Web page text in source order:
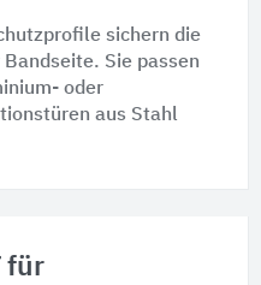
sichern die
Sie passen
oder
aus Stahl
für